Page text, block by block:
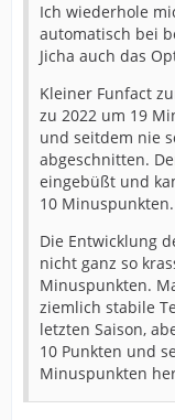
Ich wiederhole
automatisch bei
Jicha auch das
Kleiner Funfact
zu 2022 um 19
und seitdem nie
abgeschnitten.
eingebüßt und
10
Die Entwicklung
nicht ganz so
Minuspunkten.
ziemlich stabile
letzten Saison,
10 Punkten und
Minuspunkten